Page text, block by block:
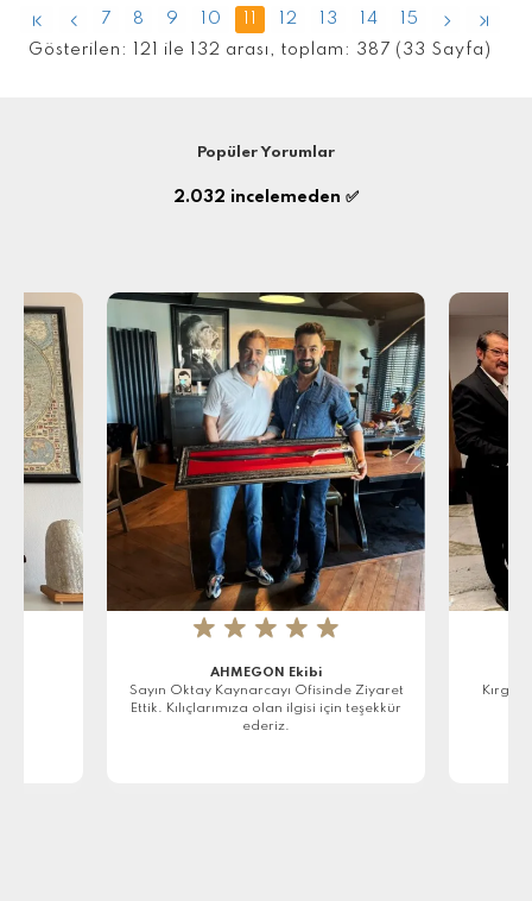
7 8 9 10 12 13 14
15
Gösterilen: 121 ile 132 arası, toplam: 387 (33 Sayfa)
Popüler Yorumlar
2.032 incelemeden ✅
★ ★ ★ ★ ★
AHMEGON Ekibi
Sayın Oktay Kaynarcayı Ofisinde Ziyaret
Ettik. Kılıçlarımıza olan ilgisi için teşekkür
ederiz.